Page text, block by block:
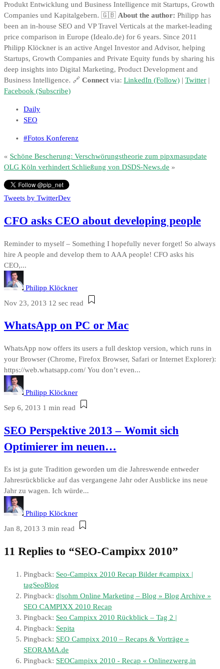
Produkt Entwicklung und Business Intelligence mit Startups, Growth
Companies und Kapitalgebern. 🇬🇧 About the author: Philipp has
been an in-house SEO and VP Travel Verticals at the market-leading
price comparison in Europe (Idealo.de) for 6 years. Since 2011
Philipp Klöckner is an active Angel Investor and Advisor, helping
Startups, Growth Companies and Private Equity funds by sharing his
deep insights into Digital Marketing, Product Development and
Business Intelligence. 🔗 Connect via: LinkedIn (Follow) | Twitter |
Facebook (Subscribe)
Daily
SEO
#Fotos Konferenz
« Schöne Bescherung: Verschwörungstheorie zum pipxmasupdate
OLG Köln verhindert Schließung von DSDS-News.de »
Tweets by TwitterDev
CFO asks CEO about developing people
Reminder to myself – Something I hopefully never forget! So always
hire A people and develop them to AAA people! CFO asks his
CEO,...
Philipp Klöckner
Nov 23, 2013 12 sec read
WhatsApp on PC or Mac
WhatsApp now offers its users a full desktop version, which runs in
your Browser (Chrome, Firefox Browser, Safari or Internet Explorer):
https://web.whatsapp.com/ You don’t even...
Philipp Klöckner
Sep 6, 2013 1 min read
SEO Perspektive 2013 – Womit sich
Optimierer im neuen…
Es ist ja gute Tradition geworden um die Jahreswende entweder
Jahresrückblicke auf das vergangene Jahr oder Ausblicke ins neue
Jahr zu wagen. Ich würde...
Philipp Klöckner
Jan 8, 2013 3 min read
11 Replies to “SEO-Campixx 2010”
Pingback: Seo-Campixx 2010 Recap Bilder #campixx |
tagSeoBlog
Pingback: d|sohm Online Marketing – Blog » Blog Archive »
SEO CAMPIXX 2010 Recap
Pingback: Seo Campixx 2010 Rückblick – Tag 2 |
Pingback: Sepita
Pingback: SEO Campixx 2010 – Recaps & Vorträge »
SEORAMA.de
Pingback: SEOCampixx 2010 - Recap « Onlinezwerg.in